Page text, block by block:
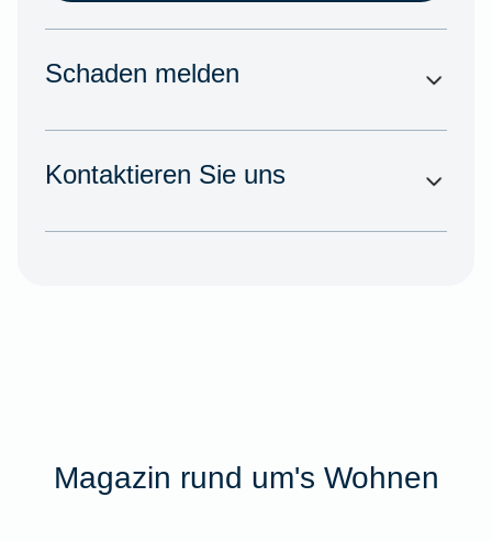
Schaden melden
Kontaktieren Sie uns
Magazin rund um's Wohnen